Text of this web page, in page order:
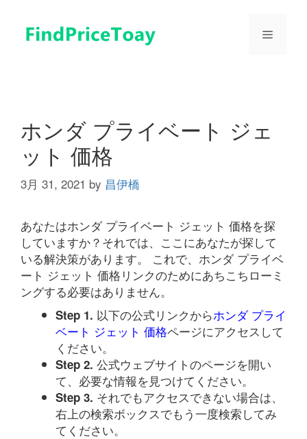
メ
ホンダ プライベート ジェ
ット 価格
3月 31, 2021 by 昌伊橋
あなたはホンダ プライベート ジェット 価格を探
していますか？それでは、ここにあなたが探して
いる解決策があります。 これで、ホンダ プライベ
ート ジェット 価格リンクのためにあちこちローミ
ングする必要はありません。
Step 1. 以下の公式リンクからホンダ プライ
ベート ジェット 価格ページにアクセスして
ください。
Step 2. 公式ウェブサイトのページを開い
て、必要な情報を見つけてください。
Step 3. それでもアクセスできない場合は、
右上の検索ボックスでもう一度検索してみ
てください。